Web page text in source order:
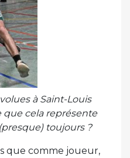
à Saint-Louis
que cela représente
toujours ?
que comme joueur,